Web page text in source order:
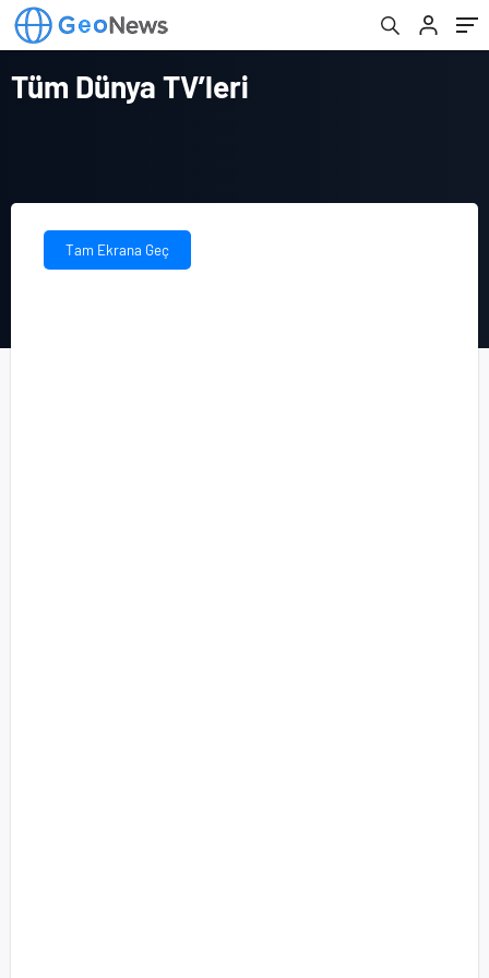
Tüm Dünya TV’leri
Tam Ekrana Geç